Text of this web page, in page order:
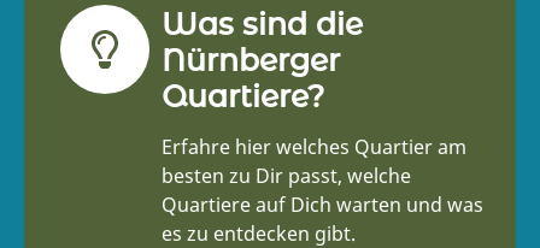
Was sind die
Nürnberger
Quartiere?
Erfahre hier welches Quartier am
besten zu Dir passt, welche
Quartiere auf Dich warten und was
es zu entdecken gibt.